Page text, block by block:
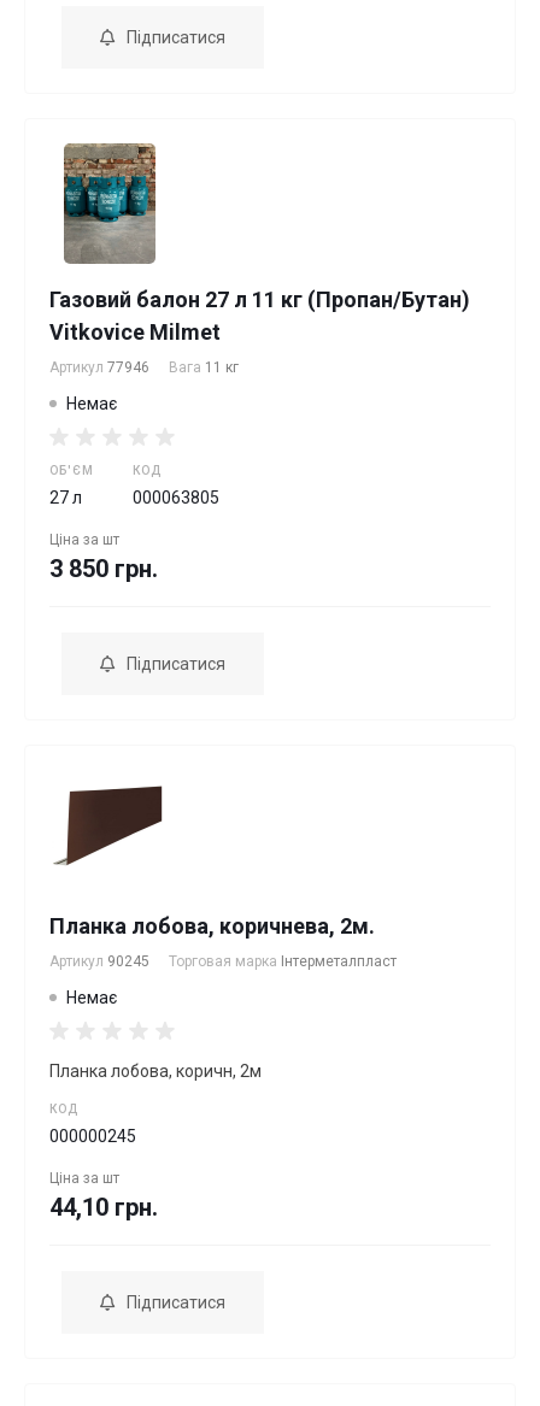
Підписатися
Газовий балон 27 л 11 кг (Пропан/Бутан)
Vitkovice Milmet
Артикул 77946 Вага 11 кг
Немає
ОБ'ЄМ
27 л
КОД
000063805
Ціна за шт
3 850 грн.
Підписатися
Планка лобова, коричнева, 2м.
Артикул 90245 Торговая марка Інтерметалпласт
Немає
Планка лобова, коричн, 2м
КОД
000000245
Ціна за шт
44,10 грн.
Підписатися